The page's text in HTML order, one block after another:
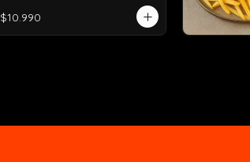
$10.990